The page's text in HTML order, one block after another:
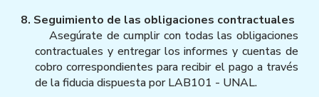
8. Seguimiento de las obligaciones contractuales
Asegúrate de cumplir con todas las obligaciones
contractuales y entregar los informes y cuentas de
cobro correspondientes para recibir el pago a través
de la fiducia dispuesta por LAB101 - UNAL.